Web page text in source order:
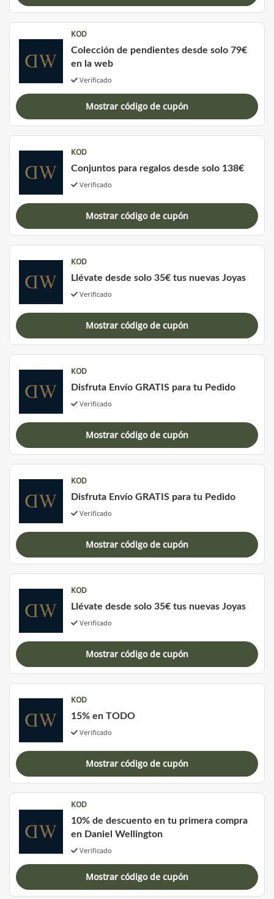
KOD
Colección de pendientes desde solo 79€
en la web
Verificado
Mostrar código de cupón
KOD
Conjuntos para regalos desde solo 138€
Verificado
Mostrar código de cupón
KOD
Llévate desde solo 35€ tus nuevas Joyas
Verificado
Mostrar código de cupón
KOD
Disfruta Envío GRATIS para tu Pedido
Verificado
Mostrar código de cupón
KOD
Disfruta Envío GRATIS para tu Pedido
Verificado
Mostrar código de cupón
KOD
Llévate desde solo 35€ tus nuevas Joyas
Verificado
Mostrar código de cupón
KOD
15% en TODO
Verificado
Mostrar código de cupón
KOD
10% de descuento en tu primera compra
en Daniel Wellington
Verificado
Mostrar código de cupón